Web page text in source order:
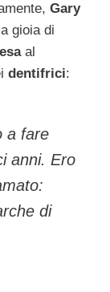
Gary
gioia di
al
dentifrici:
a fare
anni. Ero
di